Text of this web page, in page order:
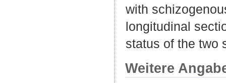
with
longitudinal
status of the two
Weitere